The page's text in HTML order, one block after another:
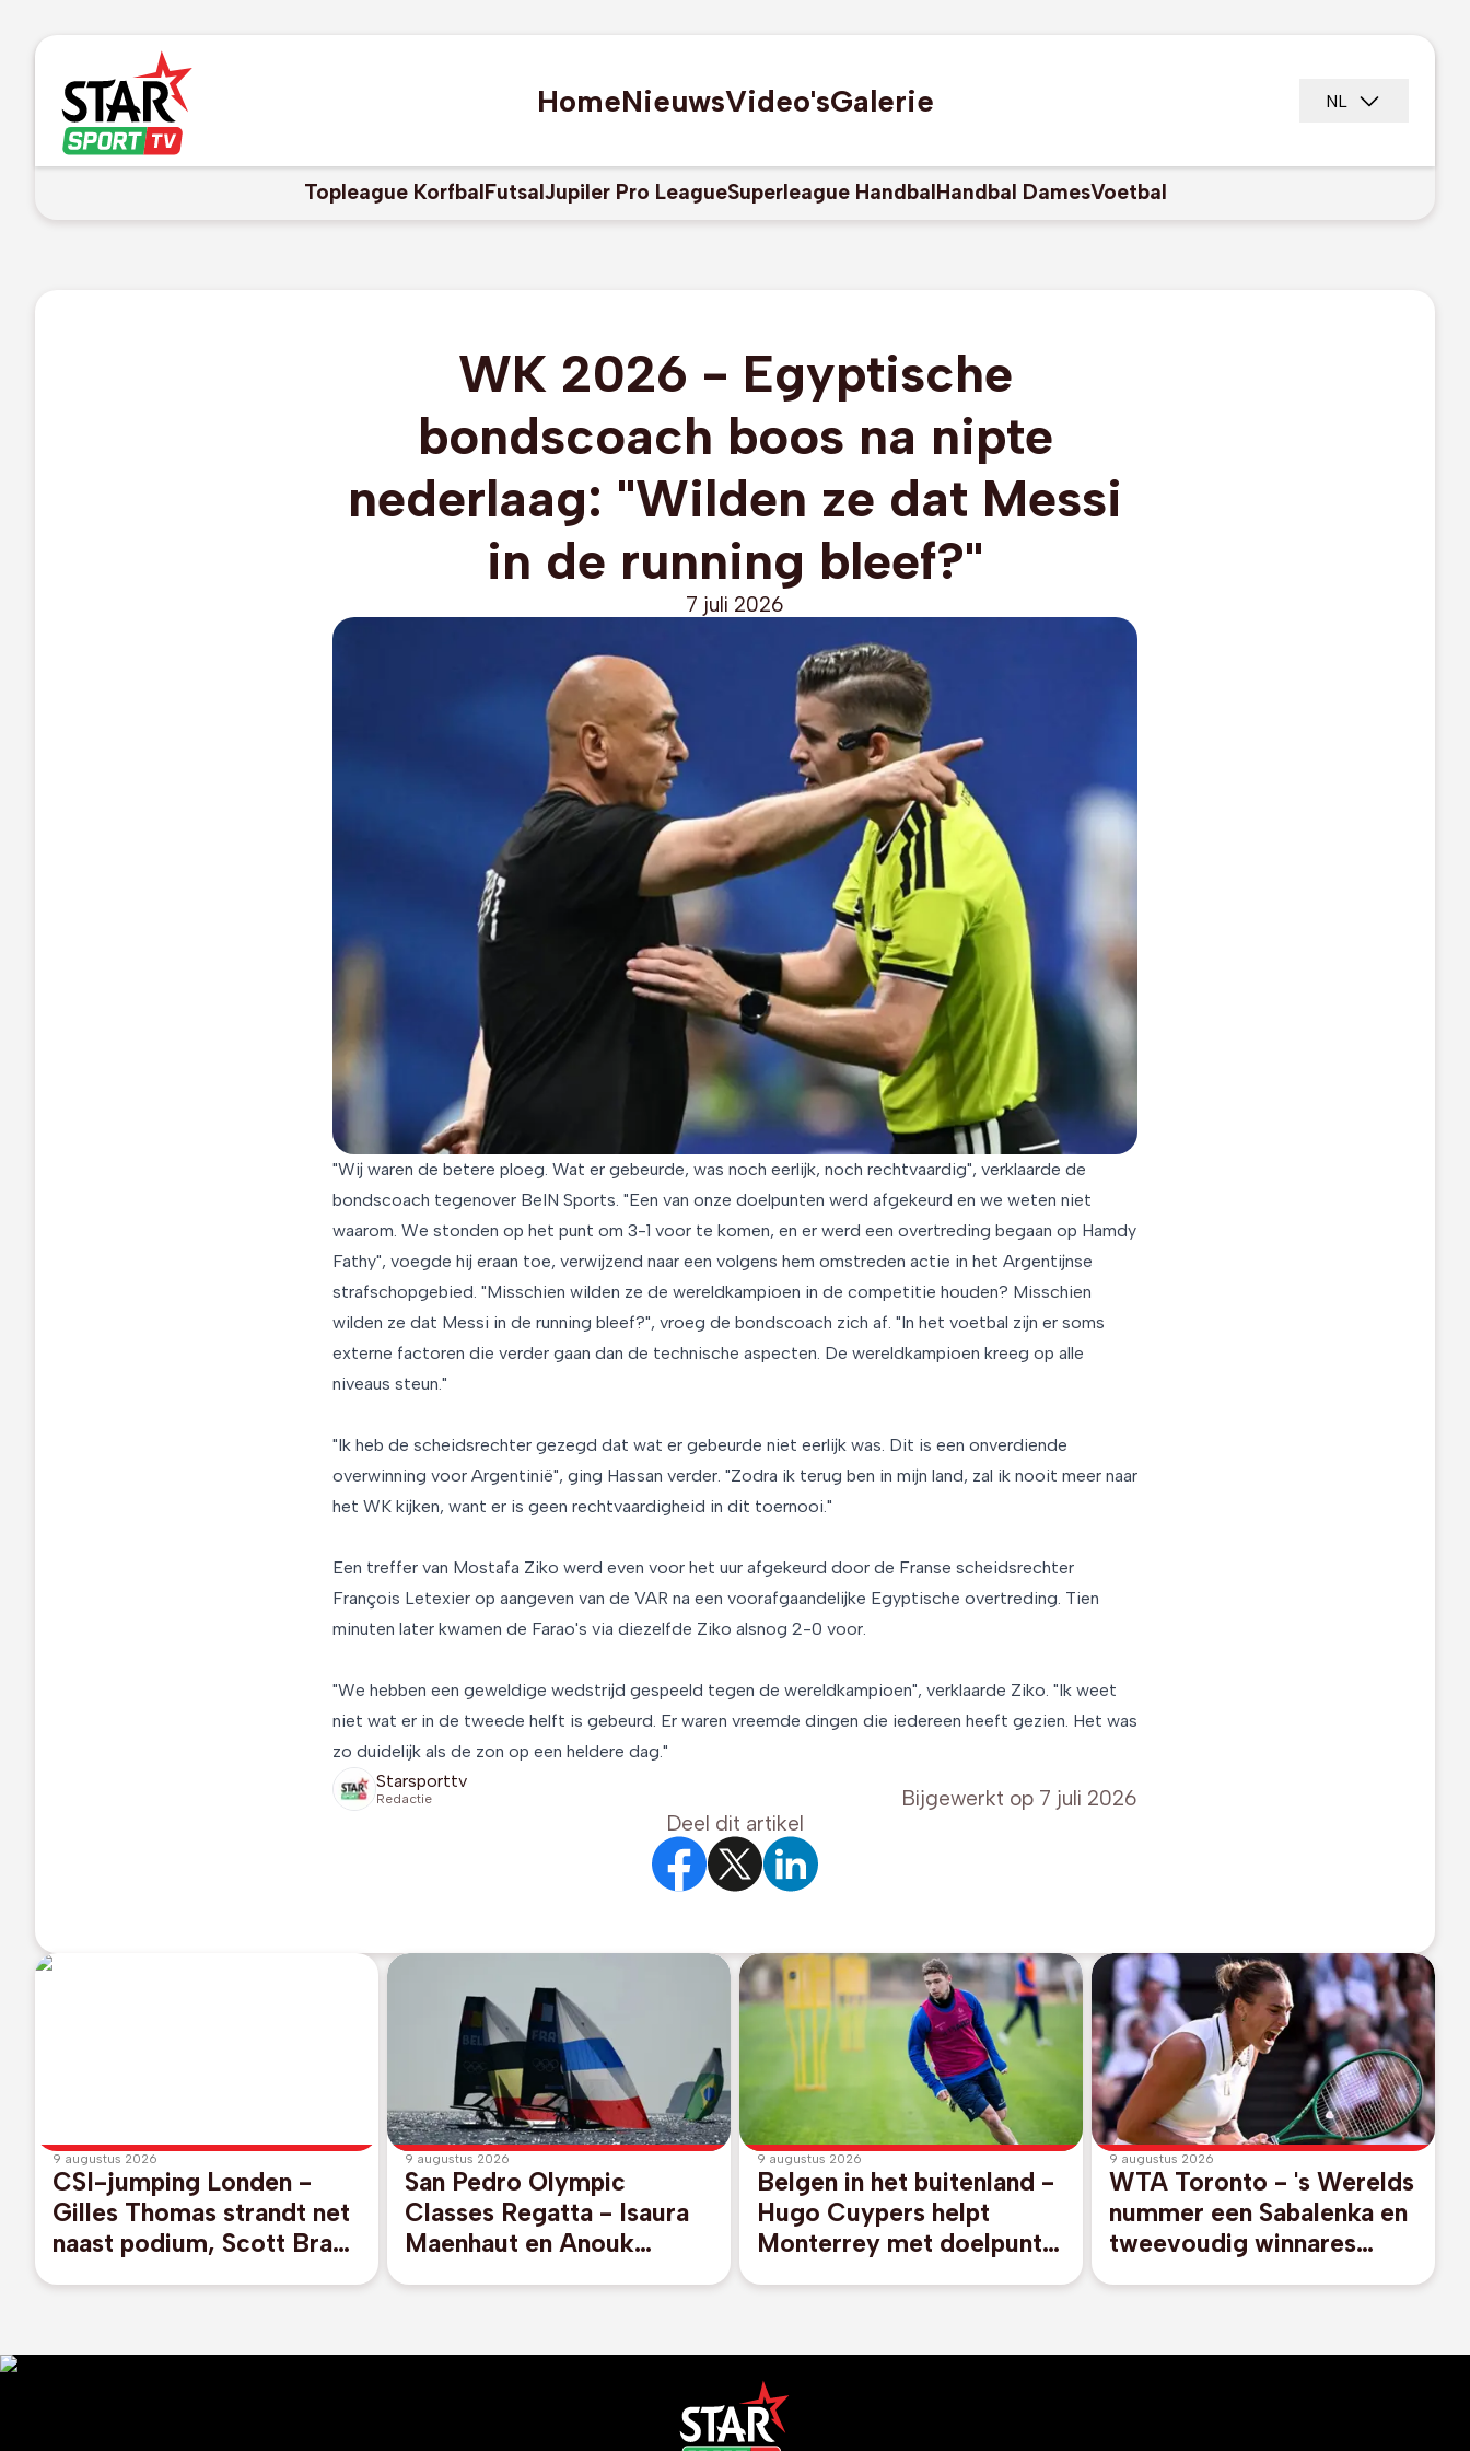
HomeNieuwsVideo'sGalerie NL
Topleague KorfbalFutsalJupiler Pro LeagueSuperleague HandbalHandbal DamesVoetbal
WK 2026 - Egyptische
bondscoach boos na nipte
nederlaag: "Wilden ze dat Messi
in de running bleef?"
7 juli 2026
"Wij waren de betere ploeg. Wat er gebeurde, was noch eerlijk, noch rechtvaardig", verklaarde de
bondscoach tegenover BeIN Sports. "Een van onze doelpunten werd afgekeurd en we weten niet
waarom. We stonden op het punt om 3-1 voor te komen, en er werd een overtreding begaan op Hamdy
Fathy", voegde hij eraan toe, verwijzend naar een volgens hem omstreden actie in het Argentijnse
strafschopgebied. "Misschien wilden ze de wereldkampioen in de competitie houden? Misschien
wilden ze dat Messi in de running bleef?", vroeg de bondscoach zich af. "In het voetbal zijn er soms
externe factoren die verder gaan dan de technische aspecten. De wereldkampioen kreeg op alle
niveaus steun."
"Ik heb de scheidsrechter gezegd dat wat er gebeurde niet eerlijk was. Dit is een onverdiende
overwinning voor Argentinië", ging Hassan verder. "Zodra ik terug ben in mijn land, zal ik nooit meer naar
het WK kijken, want er is geen rechtvaardigheid in dit toernooi."
Een treffer van Mostafa Ziko werd even voor het uur afgekeurd door de Franse scheidsrechter
François Letexier op aangeven van de VAR na een voorafgaandelijke Egyptische overtreding. Tien
minuten later kwamen de Farao's via diezelfde Ziko alsnog 2-0 voor.
"We hebben een geweldige wedstrijd gespeeld tegen de wereldkampioen", verklaarde Ziko. "Ik weet
niet wat er in de tweede helft is gebeurd. Er waren vreemde dingen die iedereen heeft gezien. Het was
zo duidelijk als de zon op een heldere dag."
Starsporttv
Redactie Bijgewerkt op 7 juli 2026
Deel dit artikel
9 augustus 2026
CSI-jumping Londen -
Gilles Thomas strandt net
naast podium, Scott Brash
9 augustus 2026
San Pedro Olympic
Classes Regatta - Isaura
Maenhaut en Anouk
9 augustus 2026
Belgen in het buitenland -
Hugo Cuypers helpt
Monterrey met doelpunt
9 augustus 2026
WTA Toronto - 's Werelds
nummer een Sabalenka en
tweevoudig winnares